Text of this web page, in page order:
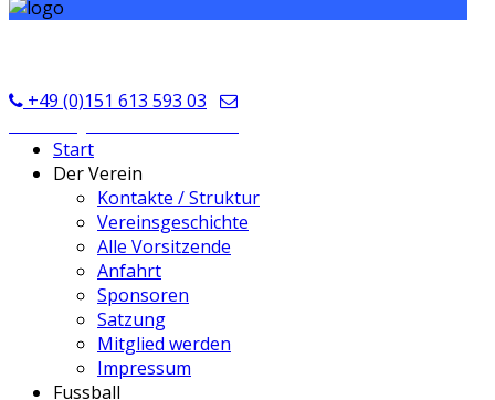
+49 (0)151 613 593 03
Start
Der Verein
Kontakte / Struktur
Vereinsgeschichte
Alle Vorsitzende
Anfahrt
Sponsoren
Satzung
Mitglied werden
Impressum
Fussball